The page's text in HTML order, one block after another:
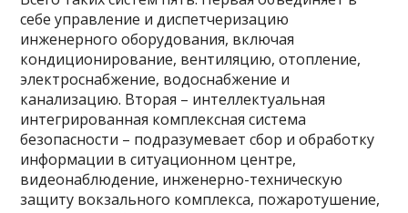
себе управление и диспетчеризацию
инженерного оборудования, включая
кондиционирование, вентиляцию, отопление,
электроснабжение, водоснабжение и
канализацию. Вторая – интеллектуальная
интегрированная комплексная система
безопасности – подразумевает сбор и обработку
информации в ситуационном центре,
видеонаблюдение, инженерно-техническую
защиту вокзального комплекса, пожаротушение,